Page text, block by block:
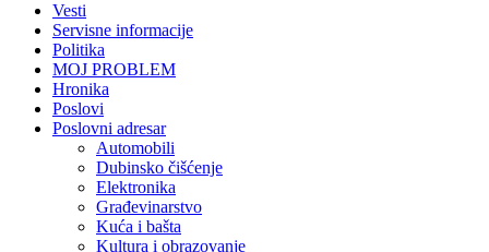
Vesti
Servisne informacije
Politika
MOJ PROBLEM
Hronika
Poslovi
Poslovni adresar
Automobili
Dubinsko čišćenje
Elektronika
Građevinarstvo
Kuća i bašta
Kultura i obrazovanje